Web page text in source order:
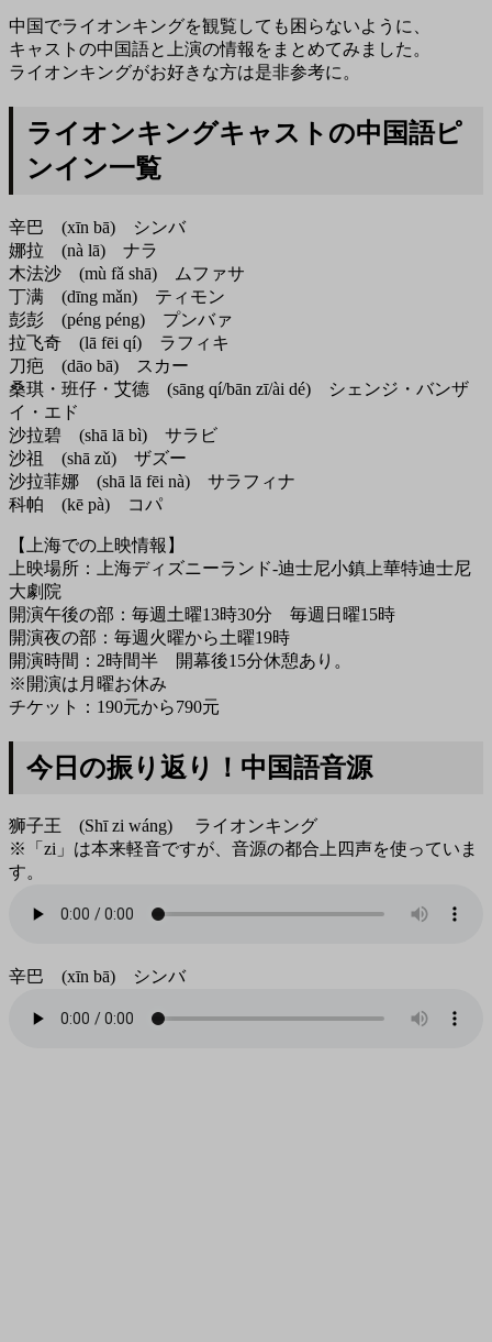
中国でライオンキングを観覧しても困らないように、
キャストの中国語と上演の情報をまとめてみました。
ライオンキングがお好きな方は是非参考に。
ライオンキングキャストの中国語ピ
ンイン一覧
辛巴 (xīn bā) シンバ
娜拉 (nà lā) ナラ
木法沙 (mù fǎ shā) ムファサ
丁满 (dīng mǎn) ティモン
彭彭 (péng péng) プンバァ
拉飞奇 (lā fēi qí) ラフィキ
刀疤 (dāo bā) スカー
桑琪・班仔・艾德 (sāng qí/bān zī/ài dé) シェンジ・バンザ
イ・エド
沙拉碧 (shā lā bì) サラビ
沙祖 (shā zǔ) ザズー
沙拉菲娜 (shā lā fēi nà) サラフィナ
科帕 (kē pà) コパ
【上海での上映情報】
上映場所：上海ディズニーランド-迪士尼小鎮上華特迪士尼
大劇院
開演午後の部：毎週土曜13時30分 毎週日曜15時
開演夜の部：毎週火曜から土曜19時
開演時間：2時間半 開幕後15分休憩あり。
※開演は月曜お休み
チケット：190元から790元
今日の振り返り！中国語音源
狮子王 (Shī zi wáng) ライオンキング
※「zi」は本来軽音ですが、音源の都合上四声を使っていま
す。
辛巴 (xīn bā) シンバ